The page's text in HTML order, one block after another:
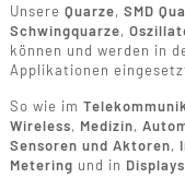
Unsere Quarze, SMD
Schwingquarze,
können und werden in
Applikationen
So wie im
Wireless, Medizin,
Sensoren und Aktoren,
Metering und in Displays